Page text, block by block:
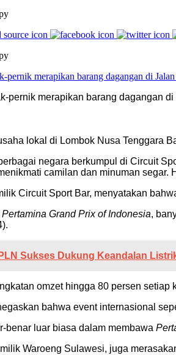
pernik merapikan barang dagangan
lokal di Lombok Nusa Tenggara
negara berkumpul di Circuit
camilan dan minuman
Circuit Sport Bar, menyatakan
Pertamina Grand Prix of Indonesia,
PLN Sukses Dukung Keandalan
omzet hingga 80 persen setiap
bahwa event internasional
benar luar biasa dalam membawa
Waroeng Sulawesi, juga